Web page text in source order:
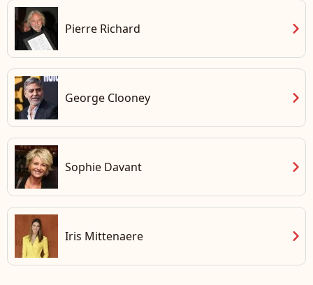
Pierre Richard chevron_right
George Clooney chevron_right
Sophie Davant chevron_right
Iris Mittenaere chevron_right